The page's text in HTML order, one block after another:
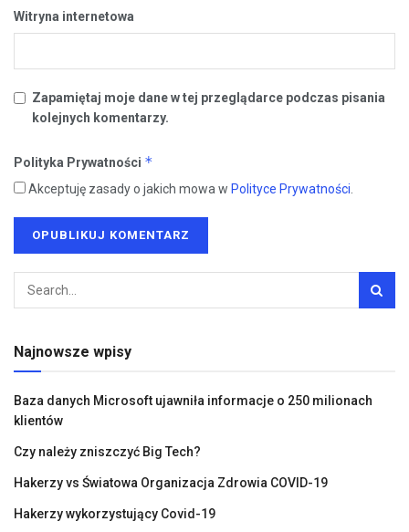
Witryna internetowa
Zapamiętaj moje dane w tej przeglądarce podczas pisania
kolejnych komentarzy.
Polityka Prywatności *
Akceptuję zasady o jakich mowa w Polityce Prywatności.
Najnowsze wpisy
Baza danych Microsoft ujawniła informacje o 250 milionach
klientów
Czy należy zniszczyć Big Tech?
Hakerzy vs Światowa Organizacja Zdrowia COVID-19
Hakerzy wykorzystujący Covid-19